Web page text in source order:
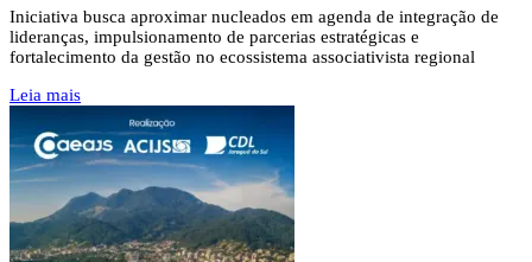
Iniciativa busca aproximar nucleados em agenda de integração de
lideranças, impulsionamento de parcerias estratégicas e
fortalecimento da gestão no ecossistema associativista regional
Leia mais